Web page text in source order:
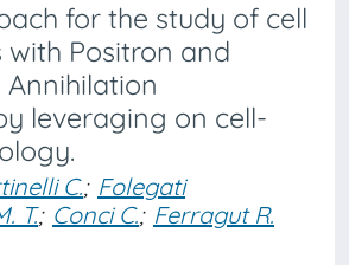
for the study of cell
Positron and
Annihilation
leveraging on cell-
C.; Folegati
T.; Conci C.; Ferragut R.